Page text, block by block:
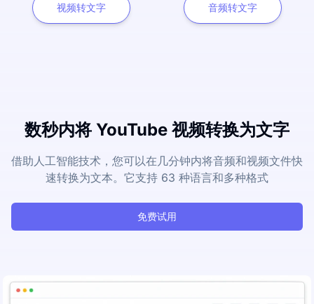
视频转文字 音频转文字
数秒内将 YouTube 视频转换为文字
借助人工智能技术，您可以在几分钟内将音频和视频文件快
速转换为文本。它支持 63 种语言和多种格式
免费试用